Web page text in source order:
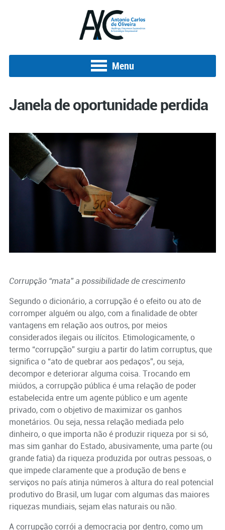
Menu
Janela de oportunidade perdida
Corrupção “mata” a possibilidade de crescimento
Segundo o dicionário, a corrupção é o efeito ou ato de
corromper alguém ou algo, com a finalidade de obter
vantagens em relação aos outros, por meios
considerados ilegais ou ilícitos. Etimologicamente, o
termo “corrupção” surgiu a partir do latim corruptus, que
significa o “ato de quebrar aos pedaços”, ou seja,
decompor e deteriorar alguma coisa. Trocando em
miúdos, a corrupção pública é uma relação de poder
estabelecida entre um agente público e um agente
privado, com o objetivo de maximizar os ganhos
monetários. Ou seja, nessa relação mediada pelo
dinheiro, o que importa não é produzir riqueza por si só,
mas sim ganhar do Estado, abusivamente, uma parte (ou
grande fatia) da riqueza produzida por outras pessoas, o
que impede claramente que a produção de bens e
serviços no país atinja números à altura do real potencial
produtivo do Brasil, um lugar com algumas das maiores
riquezas mundiais, sejam elas naturais ou não.
A corrupção corrói a democracia por dentro, como um